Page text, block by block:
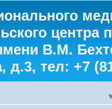
центра
В.М.
д.3, тел: +7